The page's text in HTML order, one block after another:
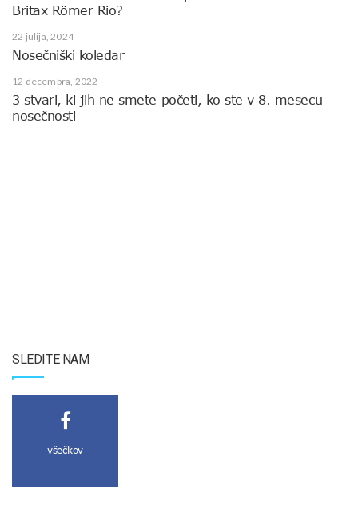
Britax Römer Rio?
22 julija, 2024
Nosečniški koledar
12 decembra, 2022
3 stvari, ki jih ne smete početi, ko ste v 8. mesecu
nosečnosti
SLEDITE NAM
všečkov